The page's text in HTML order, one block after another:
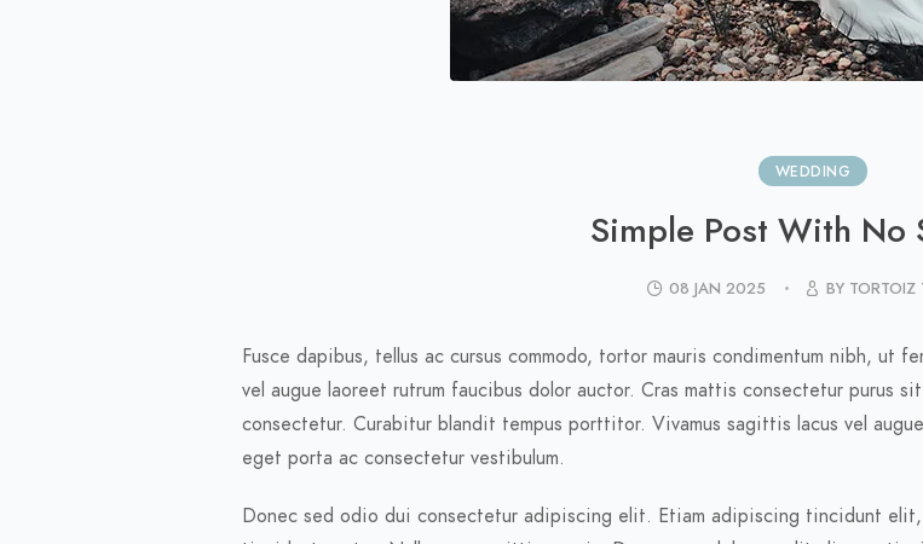
WEDDING
Simple Post With No
08 JAN 2025 BY TORTOIZ
Fusce dapibus, tellus ac cursus commodo, tortor mauris condimentum nibh, ut
vel augue laoreet rutrum faucibus dolor auctor. Cras mattis consectetur purus
consectetur. Curabitur blandit tempus porttitor. Vivamus sagittis lacus vel
eget porta ac consectetur vestibulum.
Donec sed odio dui consectetur adipiscing elit. Etiam adipiscing tincidunt elit,